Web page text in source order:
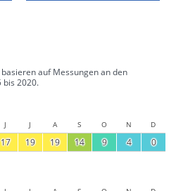
auf Messungen an den
bis 2020.
J J A S O N D
17 19 19 14 9 4 0